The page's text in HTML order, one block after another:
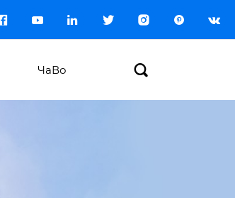
      
ЧаВо 